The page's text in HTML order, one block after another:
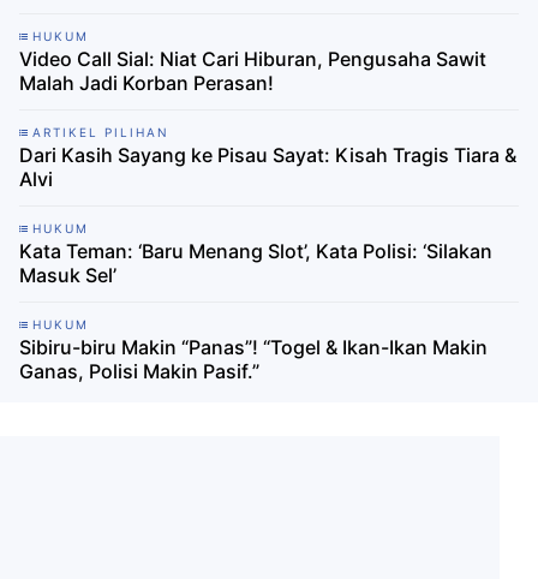
HUKUM
Video Call Sial: Niat Cari Hiburan, Pengusaha Sawit
Malah Jadi Korban Perasan!
ARTIKEL PILIHAN
Dari Kasih Sayang ke Pisau Sayat: Kisah Tragis Tiara &
Alvi
HUKUM
Kata Teman: ‘Baru Menang Slot’, Kata Polisi: ‘Silakan
Masuk Sel’
HUKUM
Sibiru-biru Makin “Panas”! “Togel & Ikan-Ikan Makin
Ganas, Polisi Makin Pasif.”